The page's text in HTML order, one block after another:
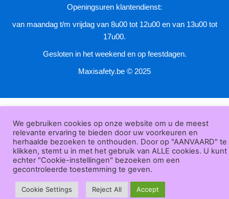
Openingsuren klantendienst:
van maandag t/m vrijdag van 8u00 tot 12u00 en van 13u00 tot
17u00.
Gesloten in het weekend en op feestdagen.
Maxisafety.be © 2025
We gebruiken cookies op onze website om u de meest
relevante ervaring te bieden door uw voorkeuren en
herhaalde bezoeken te onthouden. Door op "AANVAARD" te
klikken, stemt u in met het gebruik van ALLE cookies. U kunt
echter "Cookie-instellingen" bezoeken om een
gecontroleerde toestemming te geven.
Cookie Settings Reject All Accept